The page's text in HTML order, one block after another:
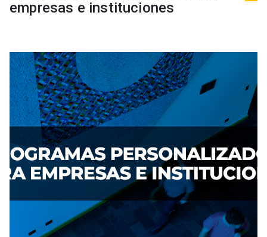
empresas e instituciones